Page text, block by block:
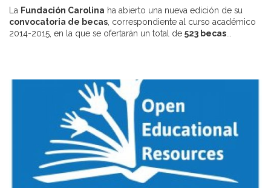
La Fundación Carolina ha abierto una nueva edición de su
convocatoria de becas, correspondiente al curso académico
2014-2015, en la que se ofertarán un total de 523 becas...